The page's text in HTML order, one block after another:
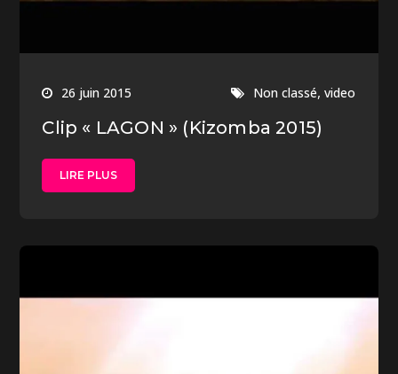
26 juin 2015 Non classé,video
Clip « LAGON » (Kizomba 2015)
LIRE PLUS